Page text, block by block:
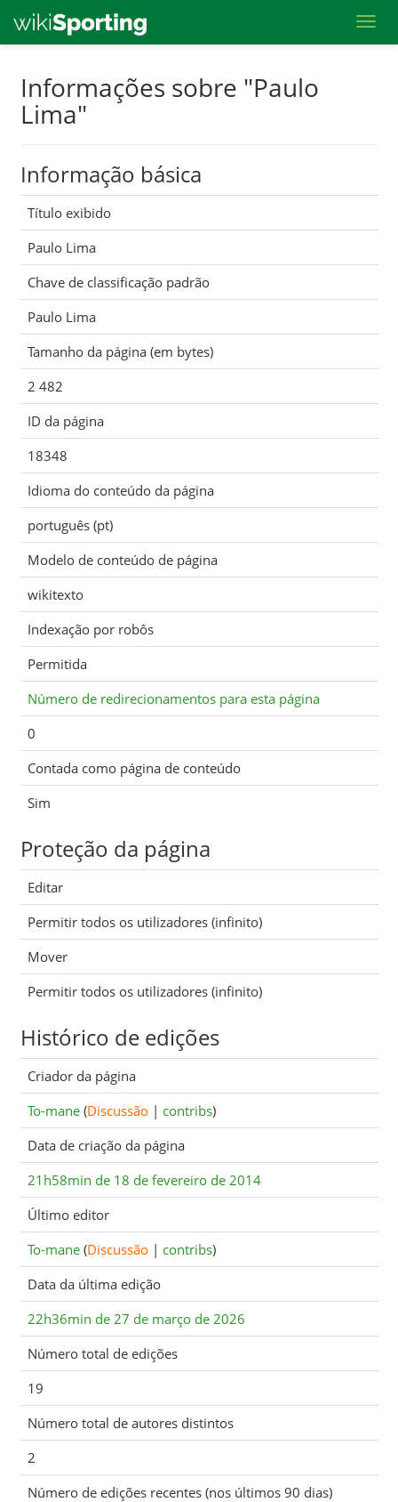
main
Informações sobre "Paulo
Lima"
Informação básica
Título exibido
Paulo Lima
Chave de classificação padrão
Paulo Lima
Tamanho da página (em bytes)
2 482
ID da página
18348
Idioma do conteúdo da página
português (pt)
Modelo de conteúdo de página
wikitexto
Indexação por robôs
Permitida
Número de redirecionamentos para esta página
0
Contada como página de conteúdo
Sim
Proteção da página
Editar
Permitir todos os utilizadores (infinito)
Mover
Permitir todos os utilizadores (infinito)
Histórico de edições
Criador da página
To-mane (Discussão| contribs)
Data de criação da página
21h58min de 18 de fevereiro de 2014
Último editor
To-mane (Discussão| contribs)
Data da última edição
22h36min de 27 de março de 2026
Número total de edições
19
Número total de autores distintos
2
Número de edições recentes (nos últimos 90 dias)